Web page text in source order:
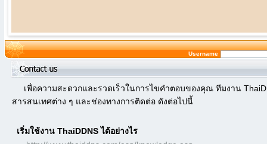
Username
เพื่อความสะดวกและรวดเร็วในการไขคำตอบของคุณ ทีมงาน
สารสนเทศต่าง ๆ และช่องทางการติดต่อ ดังต่อไปนี้
เริ่มใช้งาน ThaiDDNS ได้อย่างไร